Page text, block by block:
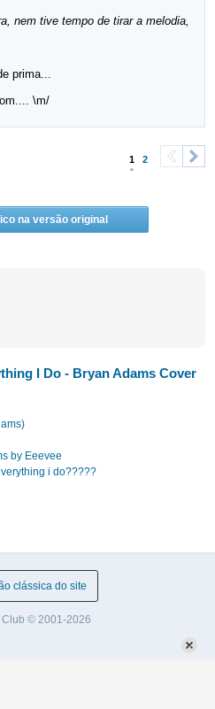
nem tive tempo de tirar a melodia,
prima...
\m/
1 2
na versão original
I Do - Bryan Adams Cover
by Eeevee
i do?????
clássica do site
Club © 2001-2026